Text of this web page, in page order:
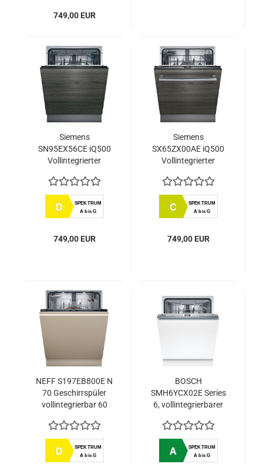
749,00 EUR
Siemens
SN95EX56CE iQ500
Vollintegrierter
D
SPEKTRUM
A bis G
749,00 EUR
Siemens
SX65ZX00AE iQ500
Vollintegrierter
XXL
C
SPEKTRUM
A bis G
749,00 EUR
NEFF S197EB800E N
70 Geschirrspüler
vollintegrierbar 60
für besondere
Einbausituationen
D
SPEKTRUM
A bis G
BOSCH
SMH6YCX02E Series
6, vollintegrierbarer
cm,
A
SPEKTRUM
A bis G